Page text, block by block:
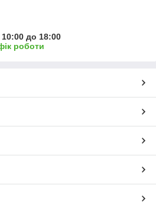
до 18:00
роботи